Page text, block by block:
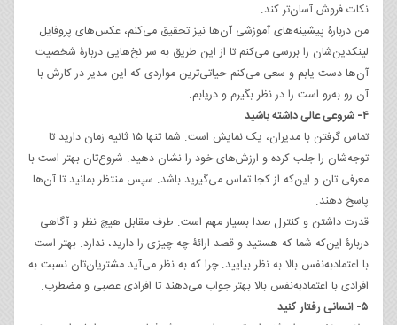
نکات فروش آسان‌تر کند.
من دربارۀ پیشینه‌های آموزشی آن‌ها نیز تحقیق می‌کنم، عکس‌های پروفایل
لینکدین‌شان را بررسی می‌کنم تا از این طریق به سر نخ‌هایی دربارۀ شخصیت
آن‌ها دست یابم و سعی می‌کنم حیاتی‌ترین مواردی که این مدیر در کارش با
آن رو به‌رو است را در نظر بگیرم و دریابم.
۴- شروعی عالی داشته باشید
تماس گرفتن با مدیران، یک نمایش است. شما تنها ۱۵ ثانیه زمان دارید تا
توجه‌شان را جلب کرده و ارزش‌های خود را نشان دهید. شروع‌تان بهتر است با
معرفی تان و این‌که از کجا تماس می‌گیرید باشد. سپس منتظر بمانید تا آن‌ها
پاسخ دهند.
قدرت داشتن و کنترل صدا بسیار مهم است. طرف مقابل هیچ نظر و آگاهی
دربارۀ این‌که شما که هستید و قصد ارائۀ چه چیزی را دارید، ندارد. بهتر است
با اعتمادبه‌نفس بالا به نظر بیایید. چرا که به نظر می‌آید مشتریان‌تان نسبت به
افرادی با اعتماد‌به‌نفس بالا بهتر جواب می‌دهند تا افرادی عصبی و مضطرب.
۵- انسانی رفتار کنید